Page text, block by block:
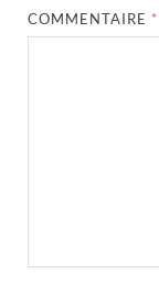
COMMENTAIRE *